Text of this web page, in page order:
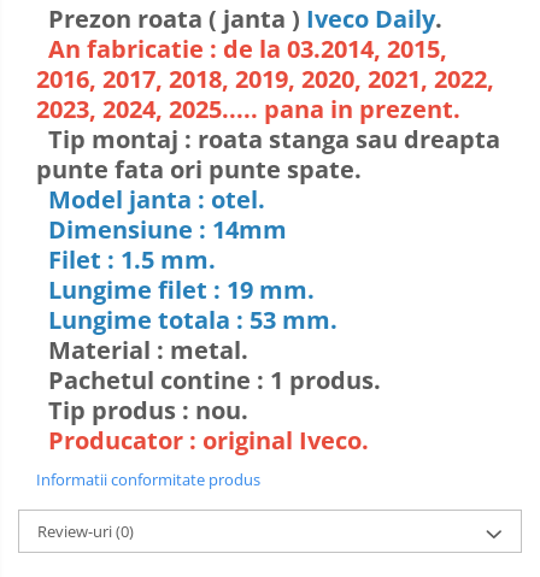
Prezon roata ( janta ) Iveco Daily.
An fabricatie : de la 03.2014, 2015,
2016, 2017, 2018, 2019, 2020, 2021, 2022,
2023, 2024, 2025..... pana in prezent.
Tip montaj : roata stanga sau dreapta
punte fata ori punte spate.
Model janta : otel.
Dimensiune : 14mm
Filet : 1.5 mm.
Lungime filet : 19 mm.
Lungime totala : 53 mm.
Material : metal.
Pachetul contine : 1 produs.
Tip produs : nou.
Producator : original Iveco.
Informatii conformitate produs
Review-uri(0)